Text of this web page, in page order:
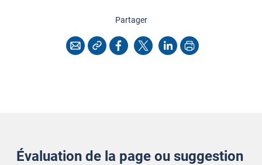
Partagercette page
CourrielCopier l'adresse
Facebook
X LinkedInImprimer
Évaluation de la page ou suggestion